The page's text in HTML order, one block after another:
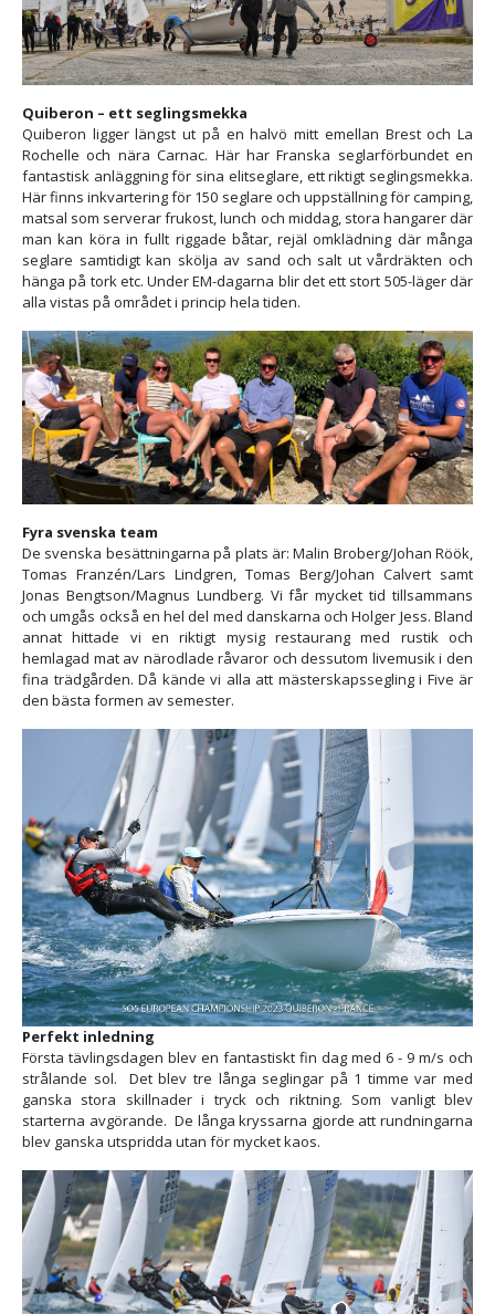
Quiberon – ett seglingsmekka
Quiberon ligger längst ut på en halvö mitt emellan Brest och La
Rochelle och nära Carnac. Här har Franska seglarförbundet en
fantastisk anläggning för sina elitseglare, ett riktigt seglingsmekka.
Här finns inkvartering för 150 seglare och uppställning för camping,
matsal som serverar frukost, lunch och middag, stora hangarer där
man kan köra in fullt riggade båtar, rejäl omklädning där många
seglare samtidigt kan skölja av sand och salt ut vårdräkten och
hänga på tork etc. Under EM-dagarna blir det ett stort 505-läger där
alla vistas på området i princip hela tiden.
Fyra svenska team
De svenska besättningarna på plats är: Malin Broberg/Johan Röök,
Tomas Franzén/Lars Lindgren, Tomas Berg/Johan Calvert samt
Jonas Bengtson/Magnus Lundberg. Vi får mycket tid tillsammans
och umgås också en hel del med danskarna och Holger Jess. Bland
annat hittade vi en riktigt mysig restaurang med rustik och
hemlagad mat av närodlade råvaror och dessutom livemusik i den
fina trädgården. Då kände vi alla att mästerskapssegling i Five är
den bästa formen av semester.
Perfekt inledning
Första tävlingsdagen blev en fantastiskt fin dag med 6 - 9 m/s och
strålande sol. Det blev tre långa seglingar på 1 timme var med
ganska stora skillnader i tryck och riktning. Som vanligt blev
starterna avgörande. De långa kryssarna gjorde att rundningarna
blev ganska utspridda utan för mycket kaos.